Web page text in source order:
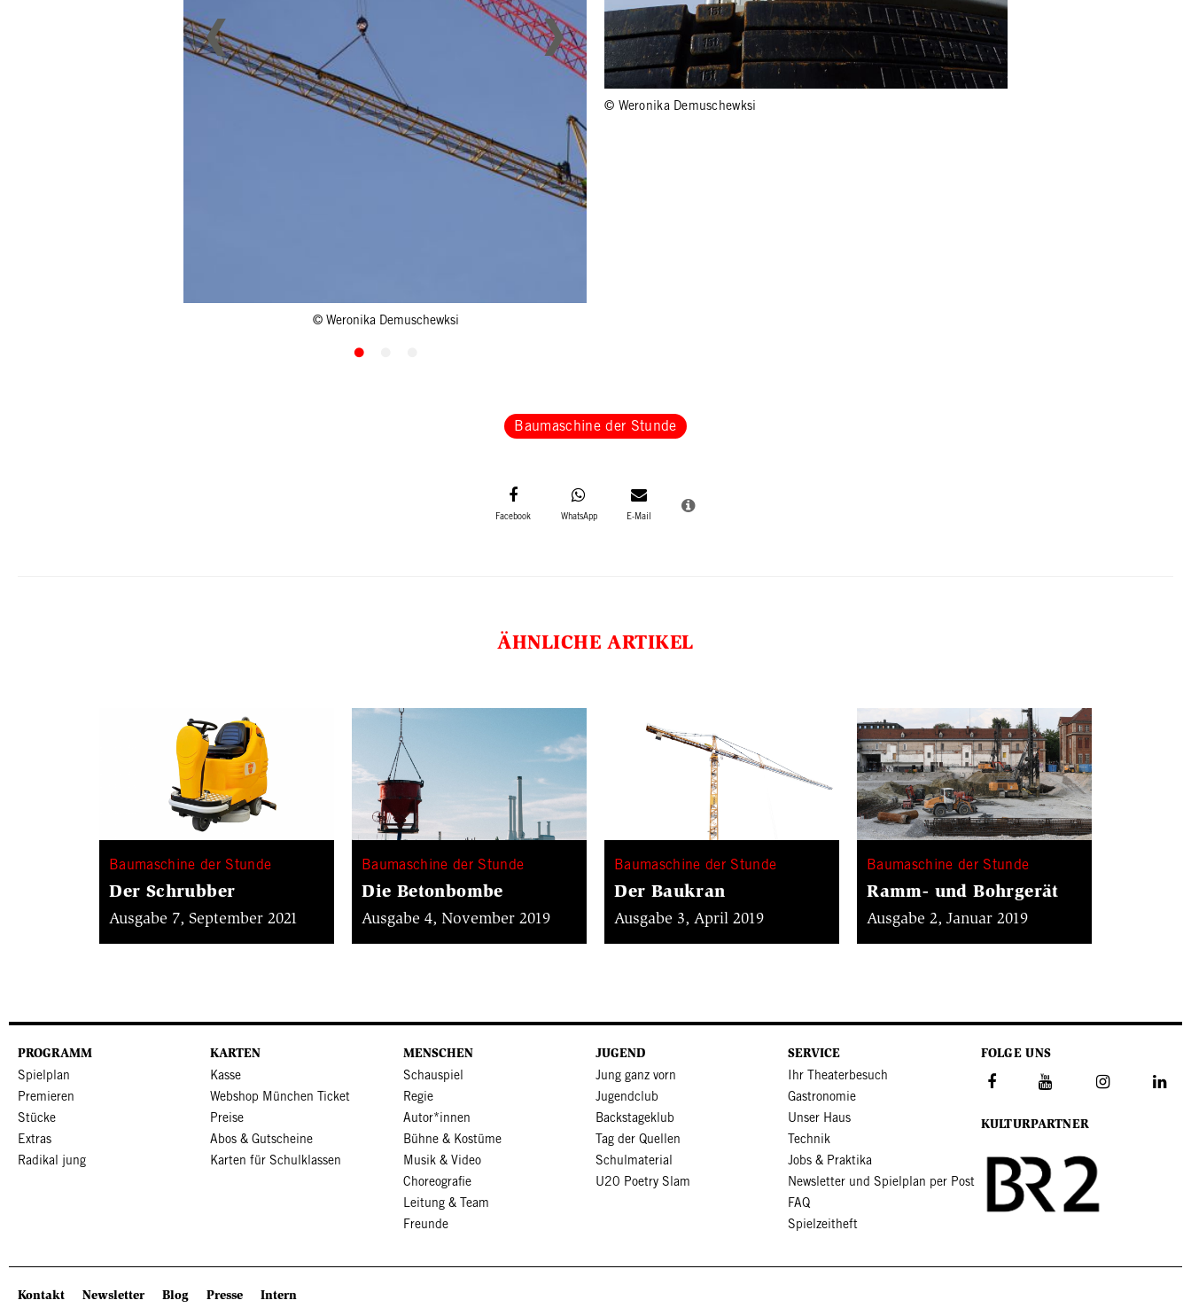
© Weronika Demuschewksi
© Weronika Demuschewksi
Baumaschine der Stunde
ÄHNLICHE ARTIKEL
Baumaschine der Stunde
Der Schrubber
Ausgabe 7, September 2021
Baumaschine der Stunde
Die Betonbombe
Ausgabe 4, November 2019
Baumaschine der Stunde
Der Baukran
Ausgabe 3, April 2019
Baumaschine der Stunde
Ramm- und Bohrgerät
Ausgabe 2, Januar 2019
PROGRAMM
Spielplan
Premieren
Stücke
Extras
Radikal jung
KARTEN
Kasse
Webshop München Ticket
Preise
Abos & Gutscheine
Karten für Schulklassen
MENSCHEN
Schauspiel
Regie
Autor*innen
Bühne & Kostüme
Musik & Video
Choreografie
Leitung & Team
Freunde
JUGEND
Jung ganz vorn
Jugendclub
Backstageklub
Tag der Quellen
Schulmaterial
U20 Poetry Slam
SERVICE
Ihr Theaterbesuch
Gastronomie
Unser Haus
Technik
Jobs & Praktika
Newsletter und Spielplan per Post
FAQ
Spielzeitheft
FOLGE UNS
KULTURPARTNER
SITEMAP: KOPFBEREICH
Kontakt Newsletter Blog Presse Intern